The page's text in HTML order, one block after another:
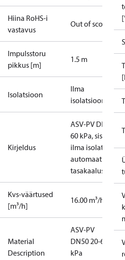
Hiina RoHS-i
vastavus
Out of scope
Impulsstoru
pikkus [m]
1.5 m
Isolatsioon
Ilma
isolatsioonita
Kirjeldus
ASV-PV DN 50, 20-
60 kPa, sisekeere,
ilma
automaatne
Kvs-väärtused
[m³/h]
16.00 m³/h
Material
Description
ASV-PV
DN50 20-60
kPa